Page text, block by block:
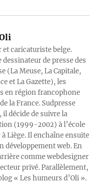
et caricaturiste belge.
dessinateur de presse des
(La Meuse, La Capitale,
et La Gazette), les
en région francophone
la France. Sudpresse
décide de suivre la
(1999-2002) à l’école
Liège. Il enchaîne ensuite
développement web. En
comme webdesigner
privé. Parallèlement,
« Les humeurs d’Oli ».